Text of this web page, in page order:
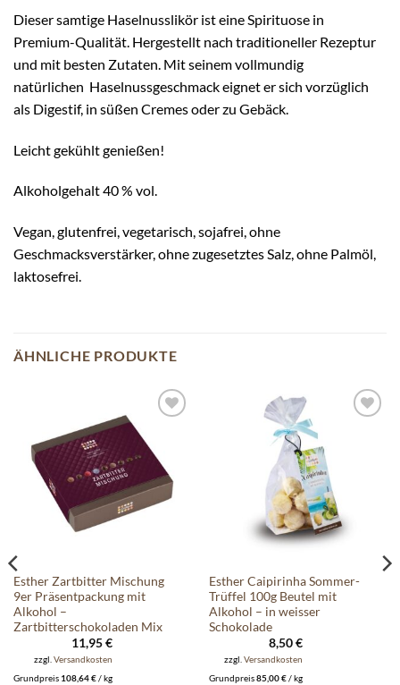
Dieser samtige Haselnusslikör ist eine Spirituose in
Premium-Qualität. Hergestellt nach traditioneller Rezeptur
und mit besten Zutaten. Mit seinem vollmundig
natürlichen Haselnussgeschmack eignet er sich vorzüglich
als Digestif, in süßen Cremes oder zu Gebäck.
Leicht gekühlt genießen!
Alkoholgehalt 40 % vol.
Vegan, glutenfrei, vegetarisch, sojafrei, ohne
Geschmacksverstärker, ohne zugesetztes Salz, ohne Palmöl,
laktosefrei.
ÄHNLICHE PRODUKTE
Auf die
Wunschliste
Esther Zartbitter Mischung
9er Präsentpackung mit
Alkohol –
Zartbitterschokoladen Mix
11,95€
zzgl. Versandkosten
Grundpreis 108,64€/kg
Esther Caipirinha Sommer-
Trüffel 100g Beutel mit
Alkohol – in weisser
Schokolade
8,50€
zzgl. Versandkosten
Grundpreis85,00€/kg